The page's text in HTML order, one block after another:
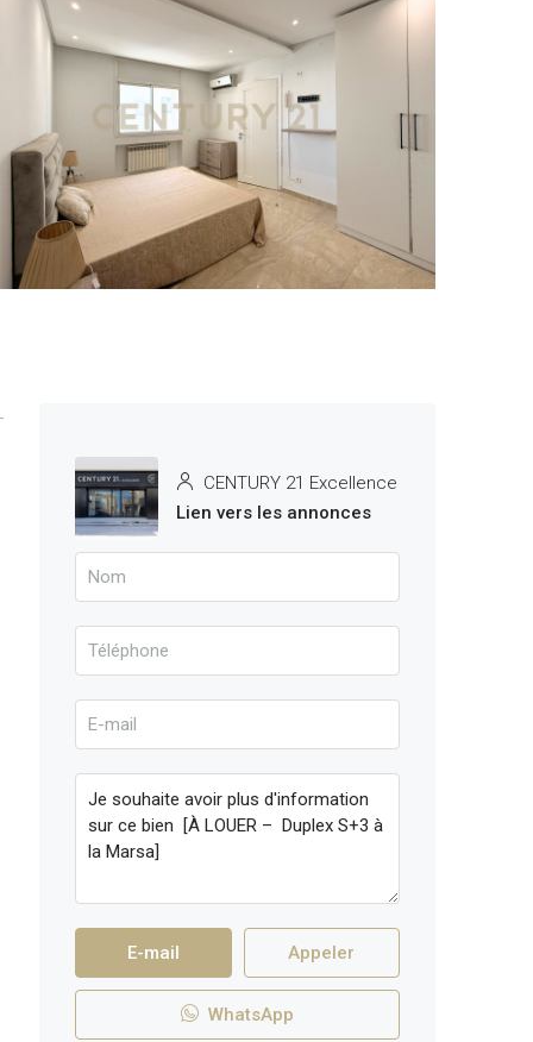
3 More
CENTURY 21 Excellence
Lien vers les annonces
E-mail Appeler
WhatsApp